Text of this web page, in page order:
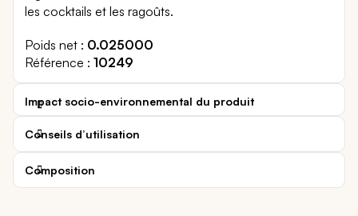
les cocktails et les ragoûts.
Poids net
0.025000
Référence
10249
Impact socio-environnemental du produit
Conseils d’utilisation
Composition